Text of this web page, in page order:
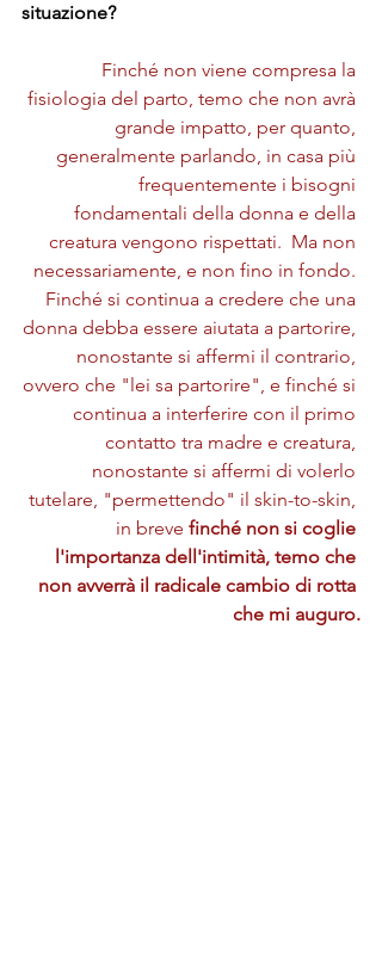
situazione?
Finché non viene compresa la
fisiologia del parto, temo che non avrà
grande impatto, per quanto,
generalmente parlando, in casa più
frequentemente i bisogni
fondamentali della donna e della
creatura vengono rispettati.  Ma non
necessariamente, e non fino in fondo.
Finché si continua a credere che una
donna debba essere aiutata a partorire,
nonostante si affermi il contrario,
ovvero che "lei sa partorire", e finché si
continua a interferire con il primo
contatto tra madre e creatura,
nonostante si affermi di volerlo
tutelare, "permettendo" il skin-to-skin,
in breve finché non si coglie
l'importanza dell'intimità, temo che
non avverrà il radicale cambio di rotta
che mi auguro.